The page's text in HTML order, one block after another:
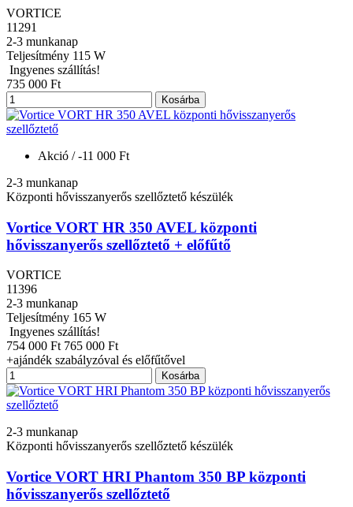
VORTICE
11291
2-3 munkanap
Teljesítmény 115 W
Ingyenes szállítás!
735 000 Ft
Kosárba
Akció / -11 000 Ft
2-3 munkanap
Központi hővisszanyerős szellőztető készülék
Vortice VORT HR 350 AVEL központi
hővisszanyerős szellőztető + előfűtő
VORTICE
11396
2-3 munkanap
Teljesítmény 165 W
Ingyenes szállítás!
754 000 Ft 765 000 Ft
+ajándék szabályzóval és előfűtővel
Kosárba
2-3 munkanap
Központi hővisszanyerős szellőztető készülék
Vortice VORT HRI Phantom 350 BP központi
hővisszanyerős szellőztető